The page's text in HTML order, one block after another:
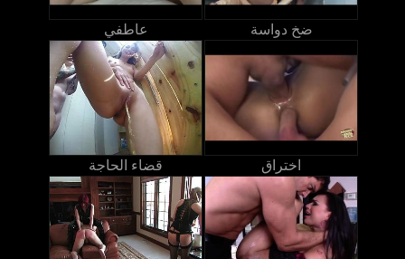
عاطفي ضخ دواسة
قضاء الحاجة اختراق